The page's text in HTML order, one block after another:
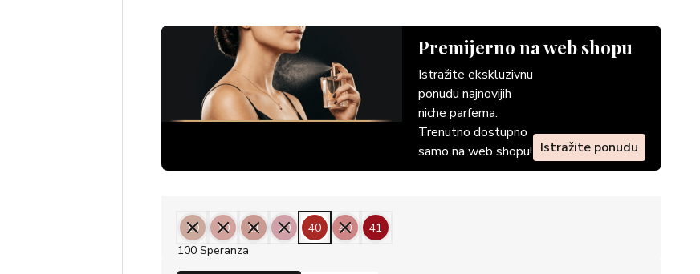
Premijerno na web shopu
Istražite ekskluzivnu
ponudu najnovijih
niche parfema.
Trenutno dostupno
samo na web shopu! Istražite ponudu
10 10 11 20 40 40
41
100 Speranza